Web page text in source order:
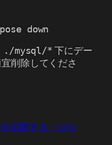
./mysql/* 下にデー
削除してくださ
起動する – Qiita